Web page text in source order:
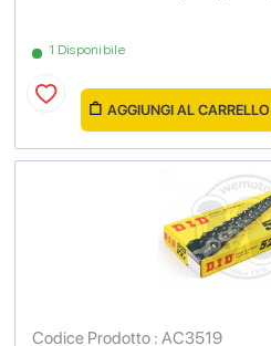
1 Disponibile
AGGIUNGI AL CARRELLO
Codice Prodotto : AC3519